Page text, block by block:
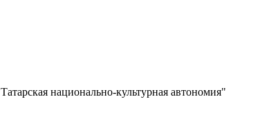
национально-культурная автономия"